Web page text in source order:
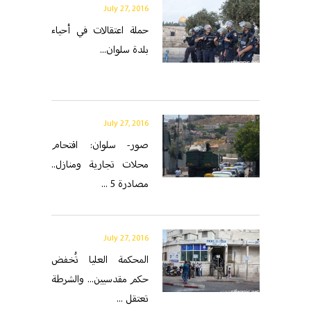
July 27, 2016
حملة اعتقالات في أحياء
بلدة سلوان...
July 27, 2016
صور- سلوان: اقتحام
محلات تجارية ومنازل..
مصادرة 5 ...
July 27, 2016
المحكمة العليا تُخفض
حكم مقدسيين... والشرطة
تعتقل ...